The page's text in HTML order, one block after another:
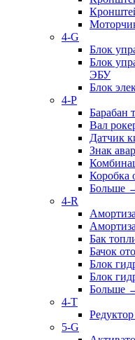
4-G
Блок
Блок
ЭБУ
Блок
4-P
Барабан
Вал
Датчик
Знак
Коробка
Больше
4-R
Бак
Бачок
Блок
Блок
Больше
4-T
5-G